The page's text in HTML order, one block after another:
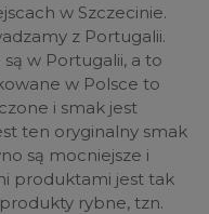
w Szczecinie.
z Portugalii.
w Portugalii, a to
w Polsce to
i smak jest
ten oryginalny smak
są mocniejsze i
produktami jest tak
rybne, tzn.